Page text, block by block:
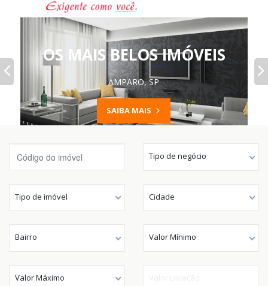
OS MAIS BELOS IMÓVEIS
AMPARO, SP
SAIBA MAIS
Tipo de negócio
Tipo de imóvel Cidade
Bairro Valor Mínimo
Valor Máximo